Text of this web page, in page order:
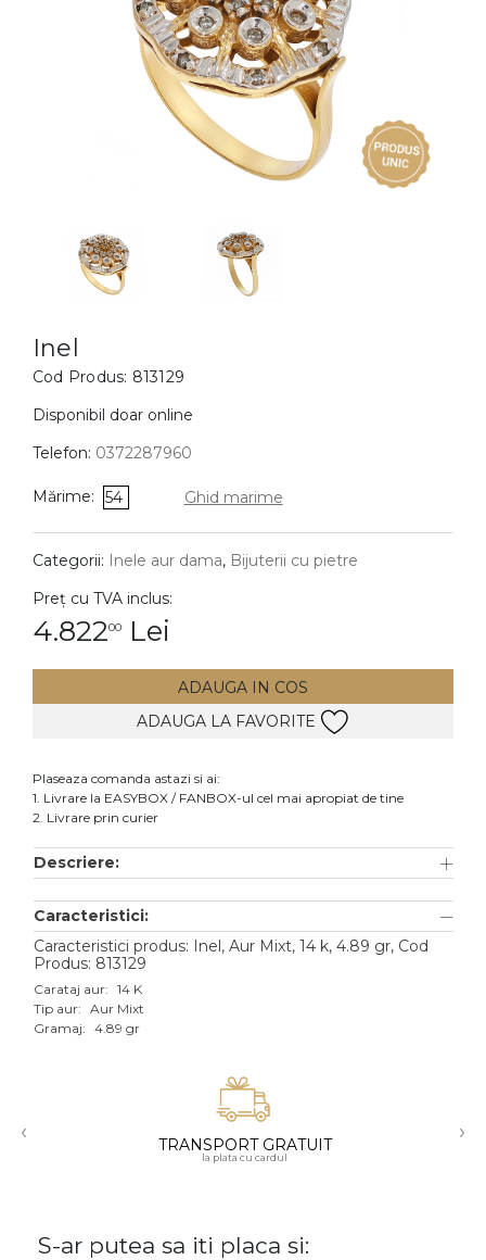
BIJUTERII COPII
Cercei
Bratari
Coliere
Lanturi
Pandantive
DIAMANTE Vezi toate
Cercei
Accesorii
Aur alb
Aur roz
Aur mixt
18K
Inel
Cod Produs: 813129
Disponibil doar online
Telefon: 0372287960
Mărime: 54 Ghid marime
Categorii: Inele aur dama, Bijuterii cu pietre
Preț cu TVA inclus:
4.82200 Lei
ADAUGA IN COS
ADAUGA LA FAVORITE
Plaseaza comanda astazi si ai:
1. Livrare la EASYBOX / FANBOX-ul cel mai apropiat de tine
2. Livrare prin curier
Descriere:
Caracteristici:
Caracteristici produs: Inel, Aur Mixt, 14 k, 4.89 gr, Cod
Produs: 813129
Carataj aur: 14 K
Tip aur: Aur Mixt
Gramaj: 4.89 gr
‹ TRANSPORT GRATUIT
la plata cu cardul
›
S-ar putea sa iti placa si: